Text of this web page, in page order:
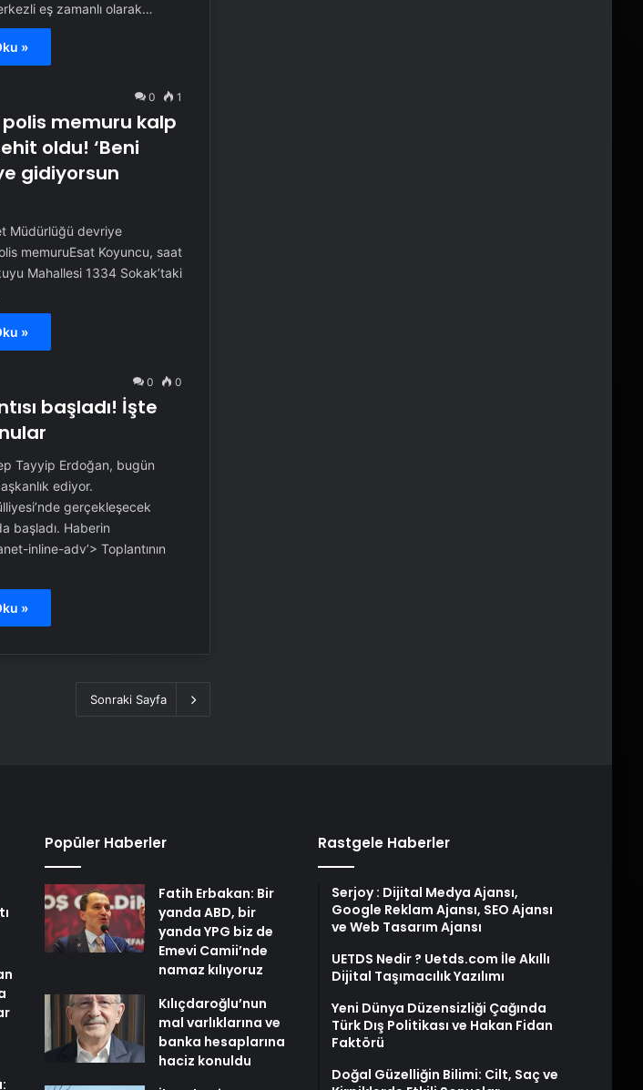
eş zamanlı olarak…
»
0 1
memuru kalp
oldu! ‘Beni
gidiyorsun
Müdürlüğü devriye
memuruEsat Koyuncu, saat
Mahallesi 1334 Sokak’taki
»
0 0
başladı! İşte
Tayyip Erdoğan, bugün
ediyor.
gerçekleşecek
başladı. Haberin
inline-adv’> Toplantının
»
Sonraki Sayfa
Popüler Haberler
Fatih Erbakan: Bir
yanda ABD, bir
yanda YPG biz de
Emevi Camii’nde
namaz kılıyoruz
Kılıçdaroğlu’nun
mal varlıklarına ve
banka hesaplarına
haciz konuldu
Rastgele Haberler
Serjoy : Dijital Medya Ajansı,
Google Reklam Ajansı, SEO Ajansı
ve Web Tasarım Ajansı
UETDS Nedir ? Uetds.com İle Akıllı
Dijital Taşımacılık Yazılımı
Yeni Dünya Düzensizliği Çağında
Türk Dış Politikası ve Hakan Fidan
Faktörü
Doğal Güzelliğin Bilimi: Cilt, Saç ve